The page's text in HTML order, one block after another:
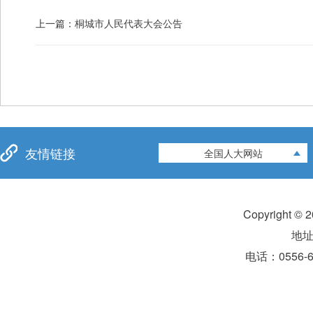
上一篇： 桐城市人民代表大会公告
友情链接 全国人大网站
Copyright ©
地
电话：